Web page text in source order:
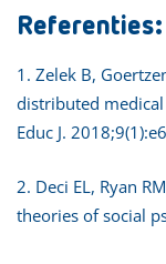
Referenties:
1. Zelek B,
distributed medical
Educ J.
2. Deci EL, Ryan
theories of social